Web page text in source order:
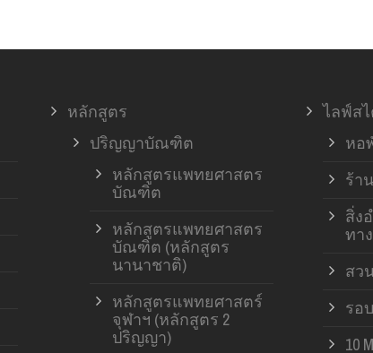
หลักสูตร
ปริญญาบัณฑิต
หลักสูตรแพทยศาสตร
บัณฑิต
หลักสูตรแพทยศาสตร
บัณฑิต (หลักสูตร
นานาชาติ)
หลักสูตรแพทยศาสตร์
จุฬาฯ (หลักสูตร 2
ปริญญา)
ไลฟ์ส
หอ
ร้า
สิ่ง
ทา
สว
รอ
10